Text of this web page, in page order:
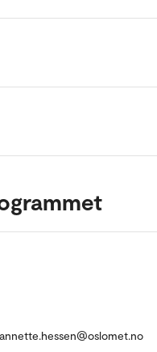
annette.hessen@oslomet.no